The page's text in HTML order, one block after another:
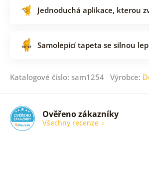
Jednoduchá aplikace, kterou
Samolepící tapeta se silnou
Katalogové číslo: sam1254 Výrobce:
Ověřeno zákazníky
Všechny recenze